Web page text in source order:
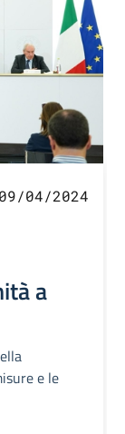
09/04/2024
a
e le